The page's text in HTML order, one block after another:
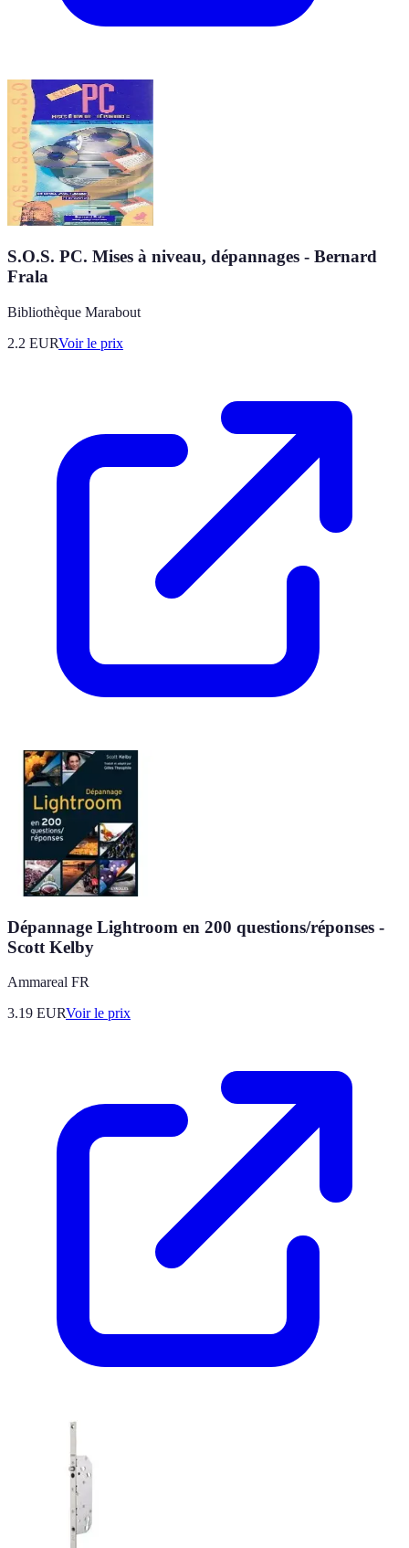
S.O.S. PC. Mises à niveau, dépannages - Bernard
Frala
Bibliothèque Marabout
2.2 EURVoir le prix
Dépannage Lightroom en 200 questions/réponses -
Scott Kelby
Ammareal FR
3.19 EURVoir le prix